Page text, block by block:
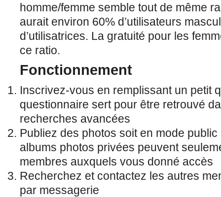
homme/femme semble tout de même
aurait environ 60% d’utilisateurs
d’utilisatrices. La gratuité pour les
ce ratio.
Fonctionnement
Inscrivez-vous en remplissant un petit
questionnaire sert pour être retrouvé
recherches avancées
Publiez des photos soit en mode
albums photos privées peuvent
membres auxquels vous donné accès
Recherchez et contactez les autres
par messagerie